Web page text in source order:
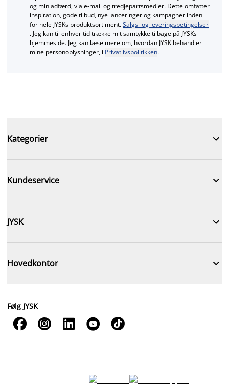
og min adfærd, via e‑mail og tredjepartsmedier. Dette omfatter
inspiration, gode tilbud, nye lanceringer og kampagner inden
for hele JYSKs produktsortiment.Salgs- og leveringsbetingelser
. Jeg kan til enhver tid trække mit samtykke tilbage på JYSKs
hjemmeside. Jeg kan læse mere om, hvordan JYSK behandler
mine personoplysninger, i Privatlivspolitikken.
Kategorier 
Kundeservice 
JYSK 
Hovedkontor 
Følg JYSK
    